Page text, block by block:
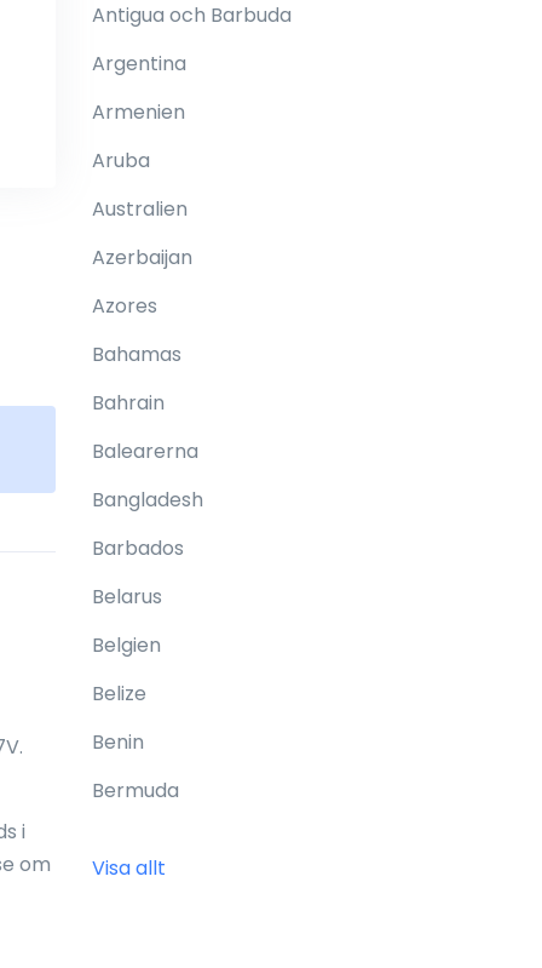
i
om
Antigua och Barbuda
Argentina
Armenien
Aruba
Australien
Azerbaijan
Azores
Bahamas
Bahrain
Balearerna
Bangladesh
Barbados
Belarus
Belgien
Belize
Benin
Bermuda
Visa allt